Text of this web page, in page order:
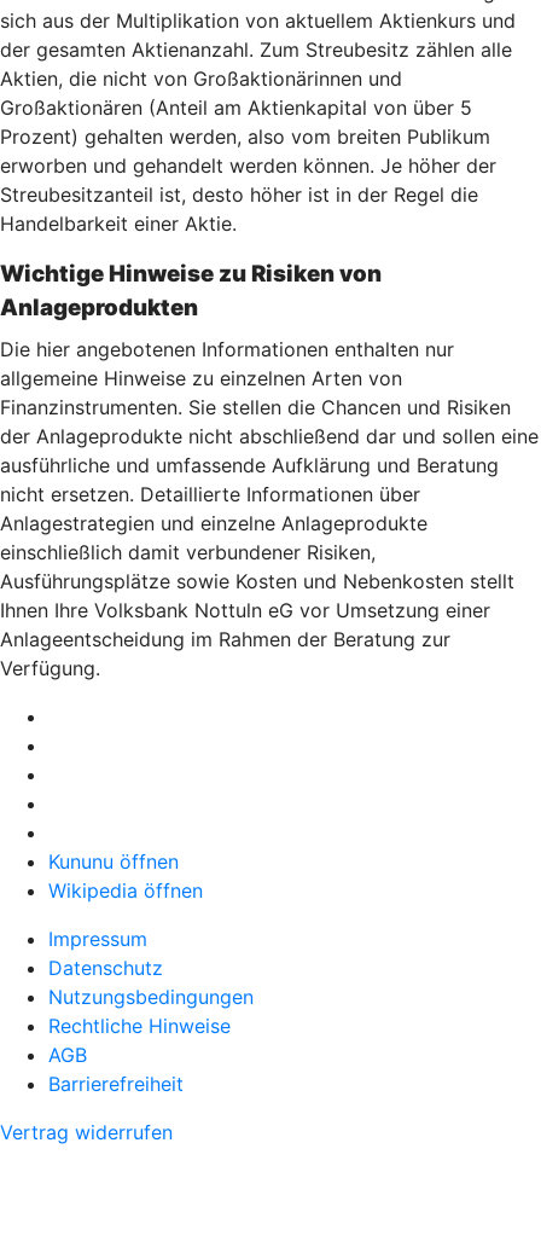
sich aus der Multiplikation von aktuellem Aktienkurs und
der gesamten Aktienanzahl. Zum Streubesitz zählen alle
Aktien, die nicht von Großaktionärinnen und
Großaktionären (Anteil am Aktienkapital von über 5
Prozent) gehalten werden, also vom breiten Publikum
erworben und gehandelt werden können. Je höher der
Streubesitzanteil ist, desto höher ist in der Regel die
Handelbarkeit einer Aktie.
Wichtige Hinweise zu Risiken von
Anlageprodukten
Die hier angebotenen Informationen enthalten nur
allgemeine Hinweise zu einzelnen Arten von
Finanzinstrumenten. Sie stellen die Chancen und Risiken
der Anlageprodukte nicht abschließend dar und sollen eine
ausführliche und umfassende Aufklärung und Beratung
nicht ersetzen. Detaillierte Informationen über
Anlagestrategien und einzelne Anlageprodukte
einschließlich damit verbundener Risiken,
Ausführungsplätze sowie Kosten und Nebenkosten stellt
Ihnen Ihre Volksbank Nottuln eG vor Umsetzung einer
Anlageentscheidung im Rahmen der Beratung zur
Verfügung.
Kununu öffnen
Wikipedia öffnen
Impressum
Datenschutz
Nutzungsbedingungen
Rechtliche Hinweise
AGB
Barrierefreiheit
Vertrag widerrufen